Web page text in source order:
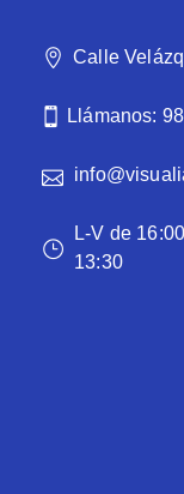
Calle
Llámanos:
L-V de
13:30